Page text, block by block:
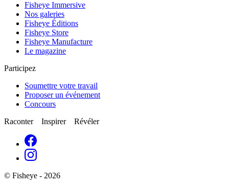
Fisheye Immersive
Nos galeries
Fisheye Éditions
Fisheye Store
Fisheye Manufacture
Le magazine
Participez
Soumettre votre travail
Proposer un événement
Concours
Raconter Inspirer Révéler
© Fisheye - 2026